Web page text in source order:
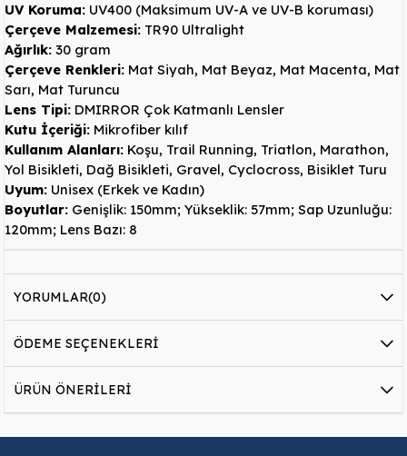
UV Koruma: UV400 (Maksimum UV-A ve UV-B koruması)
Çerçeve Malzemesi: TR90 Ultralight
Ağırlık: 30 gram
Çerçeve Renkleri: Mat Siyah, Mat Beyaz, Mat Macenta, Mat
Sarı, Mat Turuncu
Lens Tipi: DMIRROR Çok Katmanlı Lensler
Kutu İçeriği: Mikrofiber kılıf
Kullanım Alanları: Koşu, Trail Running, Triatlon, Marathon,
Yol Bisikleti, Dağ Bisikleti, Gravel, Cyclocross, Bisiklet Turu
Uyum: Unisex (Erkek ve Kadın)
Boyutlar: Genişlik: 150mm; Yükseklik: 57mm; Sap Uzunluğu:
120mm; Lens Bazı: 8
YORUMLAR(0)
ÖDEME SEÇENEKLERI
ÜRÜN ÖNERILERI